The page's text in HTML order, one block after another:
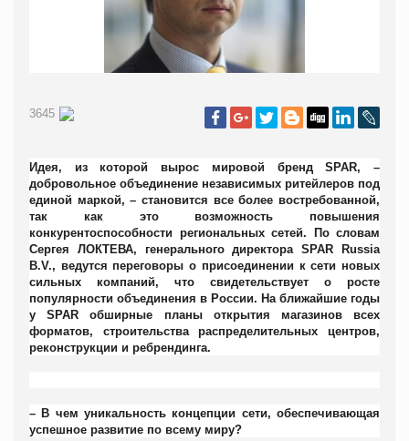
3645
Идея, из которой вырос мировой бренд SPAR, –
добровольное объединение независимых ритейлеров под
единой маркой, – становится все более востребованной,
так как это возможность повышения
конкурентоспособности региональных сетей. По словам
Сергея ЛОКТЕВА, генерального директора SPAR Russia
B.V., ведутся переговоры о присоединении к сети новых
сильных компаний, что свидетельствует о росте
популярности объединения в России. На ближайшие годы
у
SPAR
обширные планы открытия магазинов всех
форматов, строительства распределительных центров,
реконструкции и ребрендинга.
– В чем уникальность концепции сети, обеспечивающая
успешное развитие по всему миру?